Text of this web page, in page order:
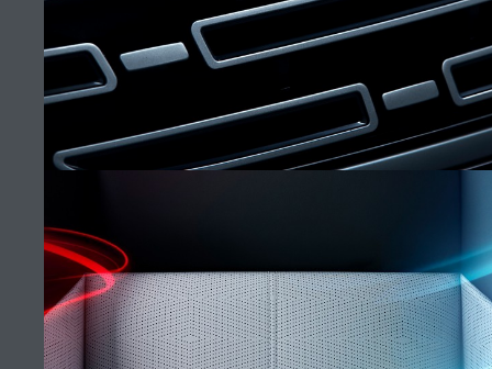
ДИЛЕРДІ ТАБУ
КАРЬЕРА
УСЛОВИЯ
СВЯЗАТЬСЯ С НАМИ